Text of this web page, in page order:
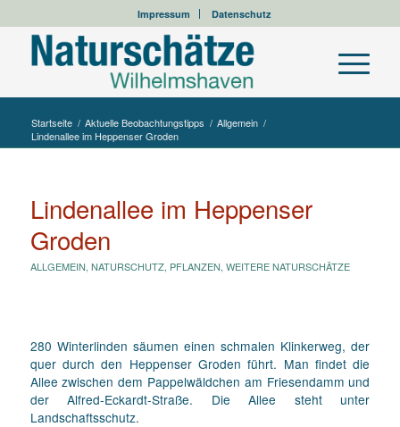
Impressum Datenschutz
Startseite / Aktuelle Beobachtungstipps / Allgemein /
Lindenallee im Heppenser Groden
Lindenallee im Heppenser
Groden
ALLGEMEIN, NATURSCHUTZ, PFLANZEN, WEITERE NATURSCHÄTZE
280 Winterlinden säumen einen schmalen Klinkerweg, der
quer durch den Heppenser Groden führt. Man findet die
Allee zwischen dem Pappelwäldchen am Friesendamm und
der Alfred-Eckardt-Straße. Die Allee steht unter
Landschaftsschutz.